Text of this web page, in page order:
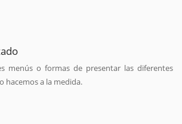
menús o formas de presentar las diferentes
hacemos a la medida.